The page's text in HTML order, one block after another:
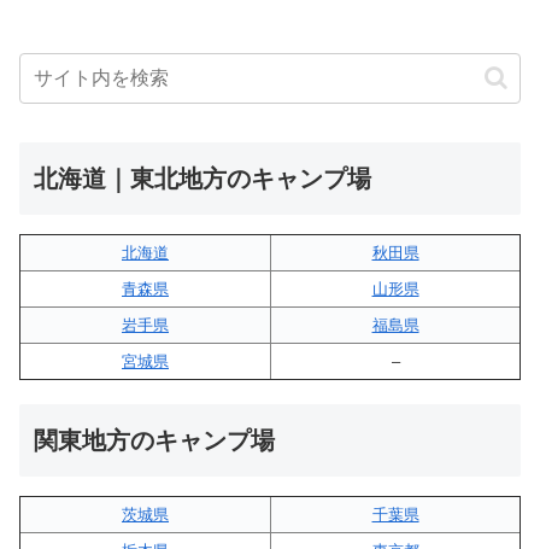
北海道｜東北地方のキャンプ場
北海道
秋田県
青森県
山形県
岩手県
福島県
宮城県
–
関東地方のキャンプ場
茨城県
千葉県